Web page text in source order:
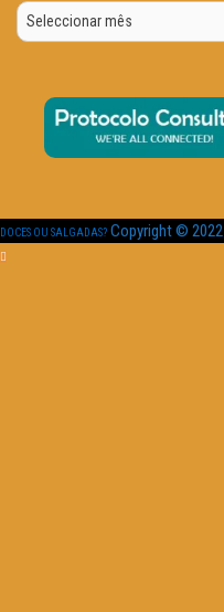
Por
Data
DOCES OU SALGADAS? Copyright © 2022